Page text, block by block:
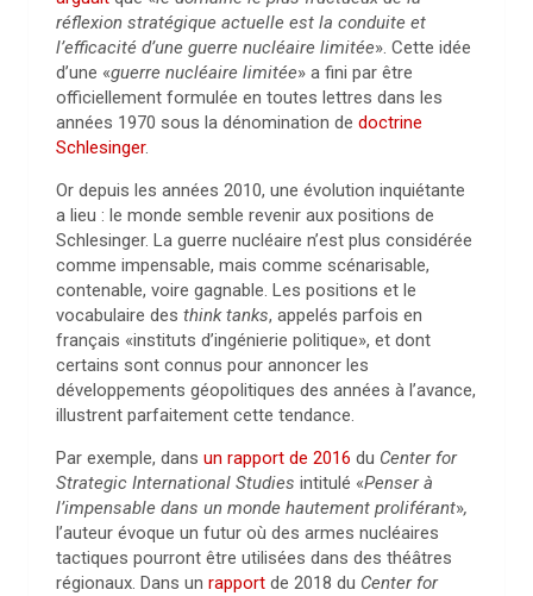
réflexion stratégique actuelle est la conduite et
l’efficacité d’une guerre nucléaire limitée». Cette idée
d’une «guerre nucléaire limitée» a fini par être
officiellement formulée en toutes lettres dans les
années 1970 sous la dénomination de doctrine
Schlesinger.
Or depuis les années 2010, une évolution inquiétante
a lieu : le monde semble revenir aux positions de
Schlesinger. La guerre nucléaire n’est plus considérée
comme impensable, mais comme scénarisable,
contenable, voire gagnable. Les positions et le
vocabulaire des think tanks, appelés parfois en
français «instituts d’ingénierie politique», et dont
certains sont connus pour annoncer les
développements géopolitiques des années à l’avance,
illustrent parfaitement cette tendance.
Par exemple, dans un rapport de 2016 du Center for
Strategic International Studies intitulé «Penser à
l’impensable dans un monde hautement proliférant»,
l’auteur évoque un futur où des armes nucléaires
tactiques pourront être utilisées dans des théâtres
régionaux. Dans un rapport de 2018 du Center for